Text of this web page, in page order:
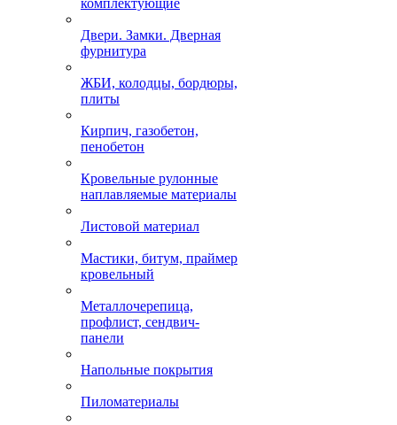
комплектующие
Двери. Замки. Дверная
фурнитура
ЖБИ, колодцы, бордюры,
плиты
Кирпич, газобетон,
пенобетон
Кровельные рулонные
наплавляемые материалы
Листовой материал
Мастики, битум, праймер
кровельный
Металлочерепица,
профлист, сендвич-
панели
Напольные покрытия
Пиломатериалы